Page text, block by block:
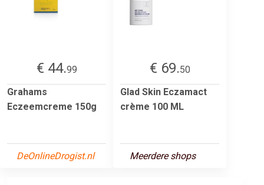
€ 44.99
Grahams
Eczeemcreme 150g
DeOnlineDrogist.nl
€ 69.50
Glad Skin Eczamact
crème 100 ML
Meerdere shops